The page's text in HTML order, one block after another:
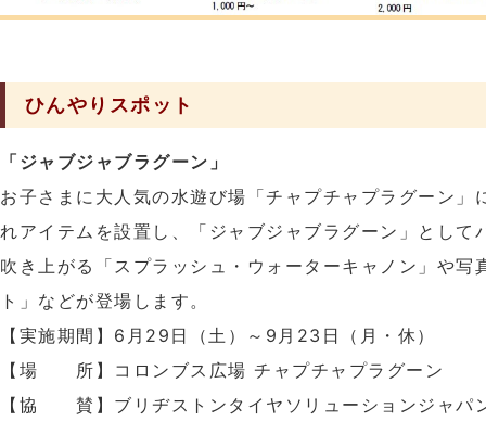
ひんやりスポット
「ジャブジャブラグーン」
お子さまに大人気の水遊び場「チャプチャプラグーン」
れアイテムを設置し、「ジャブジャブラグーン」として
吹き上がる「スプラッシュ・ウォーターキャノン」や写
ト」などが登場します。
【実施期間】6月29日（土）～9月23日（月・休）
【場 所】コロンブス広場 チャプチャプラグーン
【協 賛】ブリヂストンタイヤソリューションジャパ